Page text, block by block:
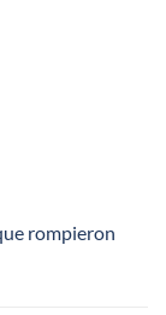
rompieron